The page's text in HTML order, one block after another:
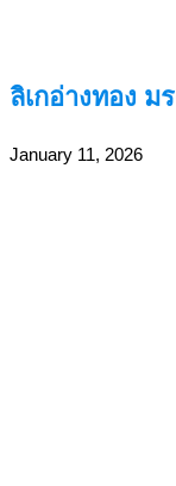
ลิเกอ่างทอง
January 11, 2026